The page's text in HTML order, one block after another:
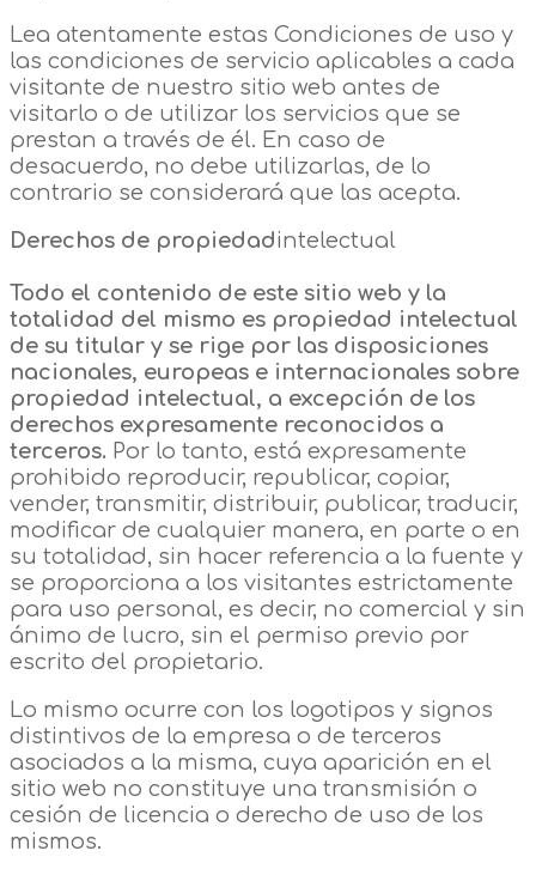
Lea atentamente estas Condiciones de uso y
las condiciones de servicio aplicables a cada
visitante de nuestro sitio web antes de
visitarlo o de utilizar los servicios que se
prestan a través de él. En caso de
desacuerdo, no debe utilizarlas, de lo
contrario se considerará que las acepta.
Derechos de propiedadintelectual
Todo el contenido de este sitio web y la
totalidad del mismo es propiedad intelectual
de su titular y se rige por las disposiciones
nacionales, europeas e internacionales sobre
propiedad intelectual, a excepción de los
derechos expresamente reconocidos a
terceros. Por lo tanto, está expresamente
prohibido reproducir, republicar, copiar,
vender, transmitir, distribuir, publicar, traducir,
modificar de cualquier manera, en parte o en
su totalidad, sin hacer referencia a la fuente y
se proporciona a los visitantes estrictamente
para uso personal, es decir, no comercial y sin
ánimo de lucro, sin el permiso previo por
escrito del propietario.
Lo mismo ocurre con los logotipos y signos
distintivos de la empresa o de terceros
asociados a la misma, cuya aparición en el
sitio web no constituye una transmisión o
cesión de licencia o derecho de uso de los
mismos.